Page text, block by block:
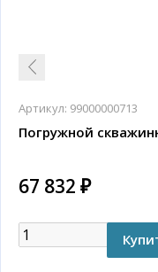
Артикул: 99000000713
Погружной
67 832 ₽